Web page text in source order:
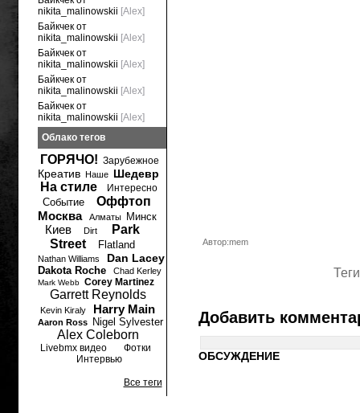
Автор:mem
Добавить
ОБСУЖДЕНИЕ
nikita_malinowskii [Alex]
Байкчек от
nikita_malinowskii [Alex]
Байкчек от
nikita_malinowskii [Alex]
Байкчек от
nikita_malinowskii [Alex]
Байкчек от
nikita_malinowskii [Alex]
Облако тегов
ГОРЯЧО! Зарубежное
Креатив Наше Шедевр
На стиле Интересно
Событие
Оффтоп
Москва
Алматы Минск
Киев Dirt
Park
Street
Flatland
Nathan Williams Dan Lacey
Dakota Roche Chad Kerley
Mark Webb Corey Martinez
Garrett Reynolds
Kevin Kiraly Harry Main
Aaron Ross Nigel Sylvester
Alex Coleborn
Livebmx видео
Фотки
Интервью
Все теги